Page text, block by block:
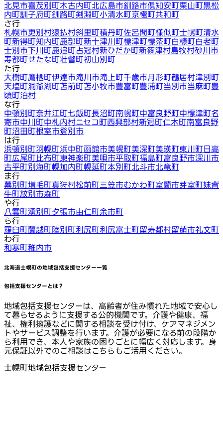
北見市喜茂別町木古内町北広島市釧路市倶知安町栗山町黒松
内町訓子府町釧路町剣淵町小清水町京極町共和町
さ行
札幌市更別村猿払村斜里町積丹町佐呂間町様似町士幌町清水
町新得町知内町鹿部町新十津川町標津町標茶町白糠町白老町
士別市下川町鹿追町占冠村新ひだか町新篠津村島牧村砂川市
寿都町せたな町壮瞥町初山別町
た行
大樹町鷹栖町伊達市滝川市滝上町千歳市月形町鶴居村津別町
天塩町洞爺湖町苫前町苫小牧市豊富町豊浦町当別市当麻町豊
頃町泊村
な行
中頓別町奈井江町七飯町長沼町南幌町中富良野町中標津町名
寄市中川町中札内村ニセコ町西興部村新冠町仁木町南富良野
町沼田町根室市登別市
は行
浜頓別町羽幌町浜中町函館市美幌町美深町美瑛町東川町日高
町広尾町比布町東神楽町美唄市平取町福島町富良野市深川市
古平町別海町幌加内町幌延町本別町北斗市北竜町
ま行
幕別町増毛町真狩村松前町三笠市むかわ町室蘭市芽室町妹背
牛町紋別市森町
や行
八雲町湧別町夕張市由仁町余市町
ら行
羅臼町蘭越町陸別町利尻町利尻富士町留寿都村留萌市礼文町
わ行
和寒町稚内市
北海道士幌町の地域包括支援センター一覧
包括支援センターとは？
地域包括支援センターは、高齢者が住み慣れた地域で安心し
て暮らせるように支援する公的機関です。介護や健康、福
祉、権利擁護などに関する相談を受け付け、ケアマネジメン
トやサービス調整を行います。介護が必要になる前の段階か
ら利用でき、本人や家族の困りごとに幅広く対応します。身
元保証以外でのご相談はこちらもご活用ください。
士幌町地域包括支援センター